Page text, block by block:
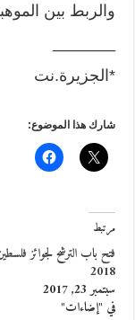
والربط بين
*الجزيرة.نت
شارك هذا الموضوع:
مرتبط
فتح باب الترشح لجوائز
2018
سبتمبر 23, 2017
في "إضاءات"